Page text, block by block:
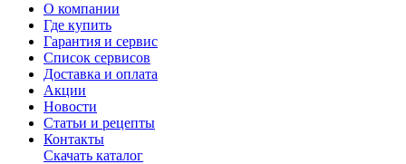
О компании
Где купить
Гарантия и сервис
Список сервисов
Доставка и оплата
Акции
Новости
Статьи и рецепты
Контакты
Скачать каталог